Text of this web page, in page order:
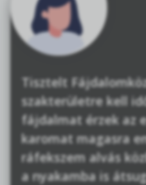
Tisztelt
szakterületre kell
fájdalmat érzek az
karomat magasra
ráfekszem alvás
a nyakamba is